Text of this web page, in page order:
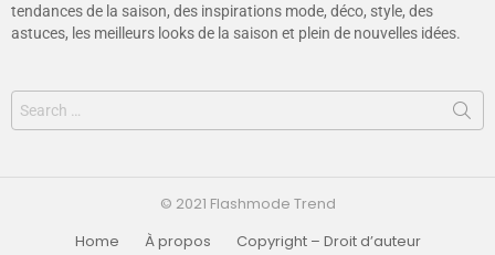
tendances de la saison, des inspirations mode, déco, style, des
astuces, les meilleurs looks de la saison et plein de nouvelles idées.
© 2021 Flashmode Trend
Home
À propos
Copyright – Droit d’auteur